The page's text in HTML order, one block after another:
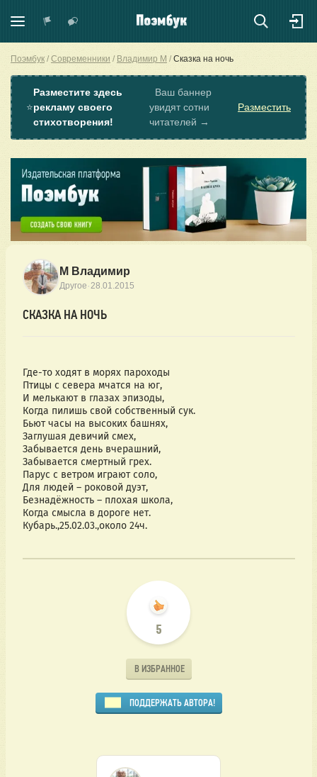
Поэмбук Современники Владимир М Сказка на ночь
⭐
Разместите здесь
рекламу своего
стихотворения!
Ваш баннер
увидят сотни
читателей →
Разместить
М Владимир
Другое ·28.01.2015
СКАЗКА НА НОЧЬ
Где-то ходят в морях пароходы
Птицы с севера мчатся на юг,
И мелькают в глазах эпизоды,
Когда пилишь свой собственный сук.
Бьют часы на высоких башнях,
Заглушая девичий смех,
Забывается день вчерашний,
Забывается смертный грех.
Парус с ветром играют соло,
Для людей – роковой дуэт,
Безнадёжность – плохая школа,
Когда смысла в дороге нет.
Кубарь.,25.02.03.,около 24ч.
5
В ИЗБРАННОЕ
ПОДДЕРЖАТЬ АВТОРА!